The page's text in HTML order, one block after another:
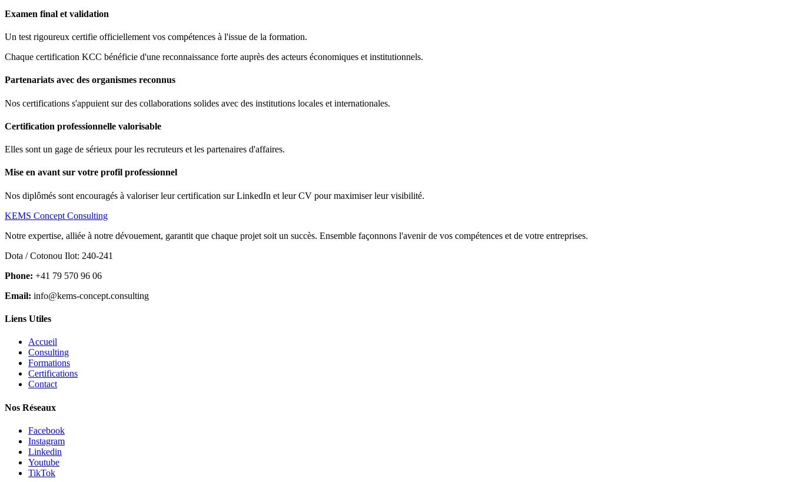
Examen final et validation
Un test rigoureux certifie officiellement vos compétences à l'issue de la formation.
Chaque certification KCC bénéficie d'une reconnaissance forte auprès des acteurs économiques et institutionnels.
Partenariats avec des organismes reconnus
Nos certifications s'appuient sur des collaborations solides avec des institutions locales et internationales.
Certification professionnelle valorisable
Elles sont un gage de sérieux pour les recruteurs et les partenaires d'affaires.
Mise en avant sur votre profil professionnel
Nos diplômés sont encouragés à valoriser leur certification sur LinkedIn et leur CV pour maximiser leur visibilité.
KEMS Concept Consulting
Notre expertise, alliée à notre dévouement, garantit que chaque projet soit un succès. Ensemble façonnons l'avenir de vos compétences et de votre entreprises.
Dota / Cotonou Ilot: 240-241
Phone: +41 79 570 96 06
Email: info@kems-concept.consulting
Liens Utiles
Accueil
Consulting
Formations
Certifications
Contact
Nos Réseaux
Facebook
Instagram
Linkedin
Youtube
TikTok